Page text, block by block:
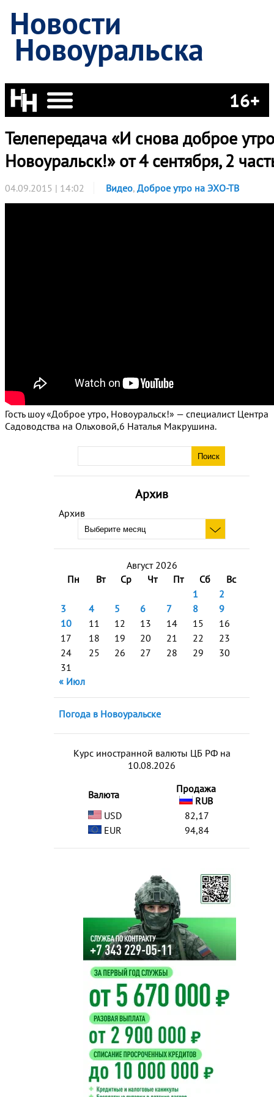
Новости
Новоуральска
16+
Архив
Архив
Август 2026
Пн
Вт Ср Чт Пт Сб
Вс
1
2
3
4 5 6 7 8
9
10
11 12 13 14 15
16
17
18 19 20 21 22
23
24
25 26 27 28 29
30
31
« Июл
Погода в Новоуральске
Курс иностранной валюты ЦБ РФ на
10.08.2026
Валюта
Продажа
RUB
USD
82,17
EUR
94,84
Телепередача «И снова доброе
Новоуральск!» от 4 сентября, 2
04.09.2015 | 14:02 Видео, Доброе утро на ЭХО-ТВ
Гость шоу «Доброе утро, Новоуральск!» — специалист Центра
Садоводства на Ольховой,6 Наталья Макрушина.